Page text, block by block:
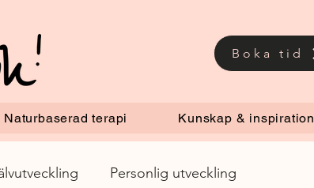
Boka tid
Naturbaserad terapi Kunskap & inspiration
Personlig utveckling